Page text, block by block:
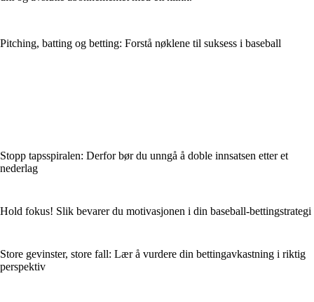
Pitching, batting og betting: Forstå nøklene til suksess i baseball
Stopp tapsspiralen: Derfor bør du unngå å doble innsatsen etter et
nederlag
Hold fokus! Slik bevarer du motivasjonen i din baseball-bettingstrategi
Store gevinster, store fall: Lær å vurdere din bettingavkastning i riktig
perspektiv